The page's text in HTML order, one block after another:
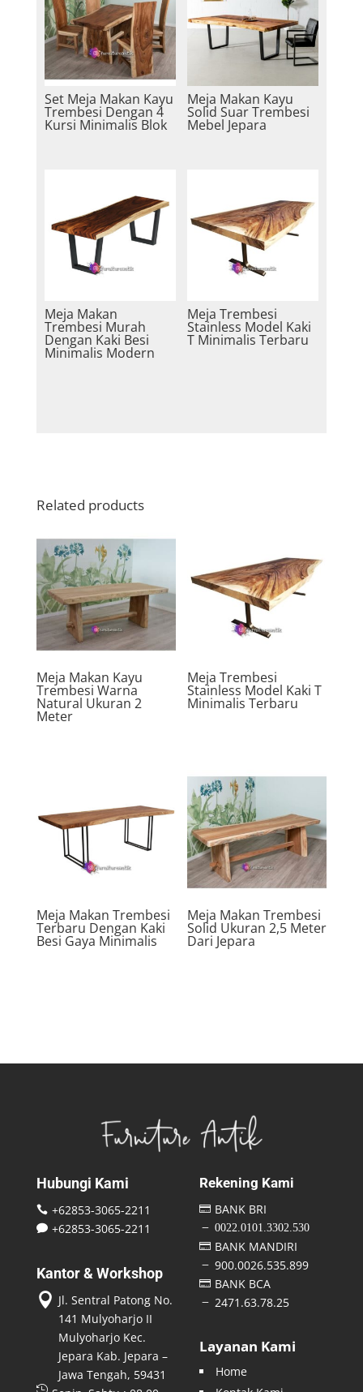
Set Meja Makan Kayu
Trembesi Dengan 4
Kursi Minimalis Blok
Meja Makan Kayu
Solid Suar Trembesi
Mebel Jepara
Meja Makan
Trembesi Murah
Dengan Kaki Besi
Minimalis Modern
Meja Trembesi
Stainless Model Kaki
T Minimalis Terbaru
Related products
Meja Makan Kayu
Trembesi Warna
Natural Ukuran 2
Meter
Meja Trembesi
Stainless Model Kaki T
Minimalis Terbaru
Meja Makan Trembesi
Terbaru Dengan Kaki
Besi Gaya Minimalis
Meja Makan Trembesi
Solid Ukuran 2,5 Meter
Dari Jepara
Hubungi Kami
 +62853-3065-2211
 +62853-3065-2211
Kantor & Workshop
 Jl. Sentral Patong No.
141 Mulyoharjo II
Mulyoharjo Kec.
Jepara Kab. Jepara –
Jawa Tengah, 59431

Rekening Kami
 BANK BRI
K 0022.0101.3302.530
 BANK MANDIRI
K 900.0026.535.899
 BANK BCA
K 2471.63.78.25
Layanan Kami
Home